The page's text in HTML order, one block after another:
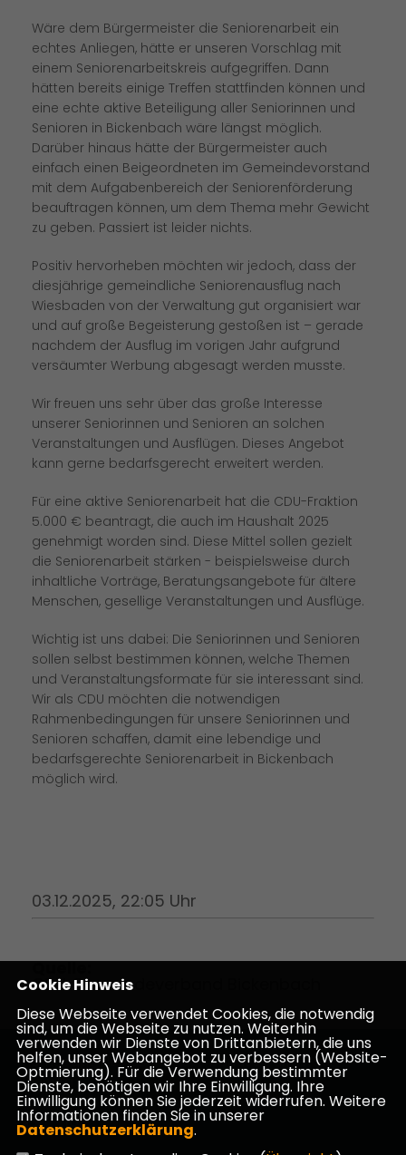
Wäre dem Bürgermeister die Seniorenarbeit ein
echtes Anliegen, hätte er unseren Vorschlag mit
einem Seniorenarbeitskreis aufgegriffen. Dann
hätten bereits einige Treffen stattfinden können und
eine echte aktive Beteiligung aller Seniorinnen und
Senioren in Bickenbach wäre längst möglich.
Darüber hinaus hätte der Bürgermeister auch
einfach einen Beigeordneten im Gemeindevorstand
mit dem Aufgabenbereich der Seniorenförderung
beauftragen können, um dem Thema mehr Gewicht
zu geben. Passiert ist leider nichts.
Positiv hervorheben möchten wir jedoch, dass der
diesjährige gemeindliche Seniorenausflug nach
Wiesbaden von der Verwaltung gut organisiert war
und auf große Begeisterung gestoßen ist – gerade
nachdem der Ausflug im vorigen Jahr aufgrund
versäumter Werbung abgesagt werden musste.
Wir freuen uns sehr über das große Interesse
unserer Seniorinnen und Senioren an solchen
Veranstaltungen und Ausflügen. Dieses Angebot
kann gerne bedarfsgerecht erweitert werden.
Für eine aktive Seniorenarbeit hat die CDU-Fraktion
5.000 € beantragt, die auch im Haushalt 2025
genehmigt worden sind. Diese Mittel sollen gezielt
die Seniorenarbeit stärken - beispielsweise durch
inhaltliche Vorträge, Beratungsangebote für ältere
Menschen, gesellige Veranstaltungen und Ausflüge.
Wichtig ist uns dabei: Die Seniorinnen und Senioren
sollen selbst bestimmen können, welche Themen
und Veranstaltungsformate für sie interessant sind.
Wir als CDU möchten die notwendigen
Rahmenbedingungen für unsere Seniorinnen und
Senioren schaffen, damit eine lebendige und
bedarfsgerechte Seniorenarbeit in Bickenbach
möglich wird.
03.12.2025, 22:05 Uhr
Quelle:
CDU Gemeindeverband Bickenbach
Homepage des CDU Kreisverbandes Darmstadt-
Dieburg
Cookie Hinweis
Diese Webseite verwendet Cookies, die notwendig
sind, um die Webseite zu nutzen. Weiterhin
verwenden wir Dienste von Drittanbietern, die uns
helfen, unser Webangebot zu verbessern (Website-
Optmierung). Für die Verwendung bestimmter
Dienste, benötigen wir Ihre Einwilligung. Ihre
Einwilligung können Sie jederzeit widerrufen. Weitere
Informationen finden Sie in unserer
Datenschutzerklärung.